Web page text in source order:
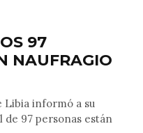
97
NAUFRAGIO
Libia informó a su
97 personas están